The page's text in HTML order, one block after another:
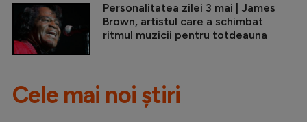
Personalitatea zilei 3 mai | James
Brown, artistul care a schimbat
ritmul muzicii pentru totdeauna
Cele mai noi știri